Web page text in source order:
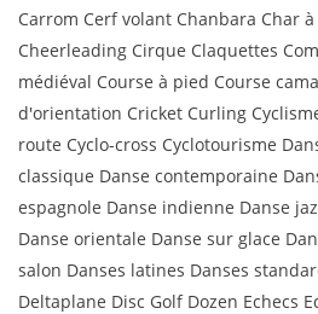
Carrom Cerf volant Chanbara Char à
Cheerleading Cirque Claquettes
médiéval Course à pied Course
d'orientation Cricket Curling
route Cyclo-cross Cyclotourisme
classique Danse contemporaine
espagnole Danse indienne Danse
Danse orientale Danse sur glace
salon Danses latines Danses
Deltaplane Disc Golf Dozen Echecs